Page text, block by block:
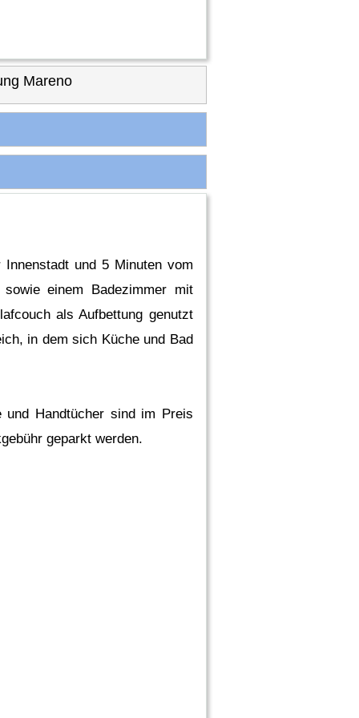
Mareno
und 5 Minuten vom
einem Badezimmer mit
als Aufbettung genutzt
in dem sich Küche und Bad
und Handtücher sind im Preis
geparkt werden.